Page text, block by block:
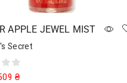
APPLE JEWEL MIST
Secret
₴